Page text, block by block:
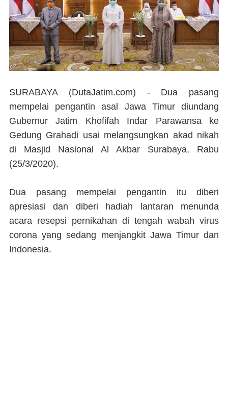
SURABAYA (DutaJatim.com) -Dua pasang
mempelai pengantin asal Jawa Timur diundang
Gubernur Jatim Khofifah Indar Parawansa ke
Gedung Grahadi usai melangsungkan akad nikah
di Masjid Nasional Al Akbar Surabaya, Rabu
(25/3/2020).
Dua pasang mempelai pengantin itu diberi
apresiasi dan diberi hadiah lantaran menunda
acara resepsi pernikahan di tengah wabah virus
corona yang sedang menjangkit Jawa Timur dan
Indonesia.